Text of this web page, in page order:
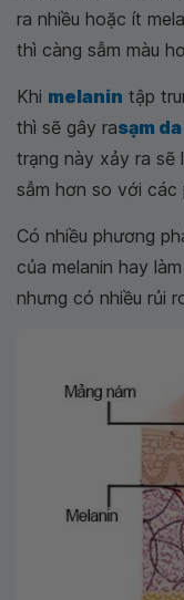
ra nhiều hoặc ít
thì càng sẫm màu
Khi melanin tập
thì sẽ gây rasạm da
trạng này xảy ra sẽ
sẫm hơn so với các
Có nhiều phương
của melanin hay làm
nhưng có nhiều rủi